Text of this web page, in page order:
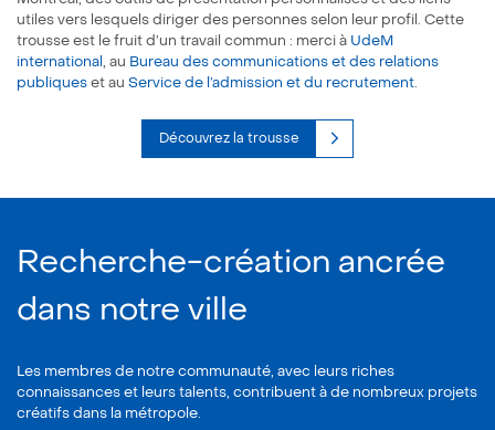
utiles vers lesquels diriger des personnes selon leur profil. Cette
trousse est le fruit d’un travail commun : merci à UdeM
international, au Bureau des communications et des relations
publiqueset au Service de l’admission et du recrutement.
Découvrez la trousse
Recherche-création ancrée
dans notre ville
Les membres de notre communauté, avec leurs riches
connaissances et leurs talents, contribuent à de nombreux projets
créatifs dans la métropole.